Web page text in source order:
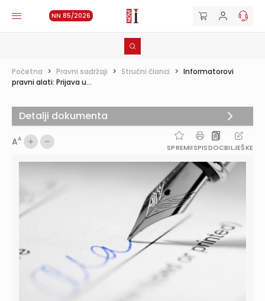
NN 85/2026
Početna > Pravni sadržaji > Stručni članci > Informatorovi
pravni alati: Prijava u...
AA
SPREMIISPISDOCBILJEŠKE
Detalji dokumenta